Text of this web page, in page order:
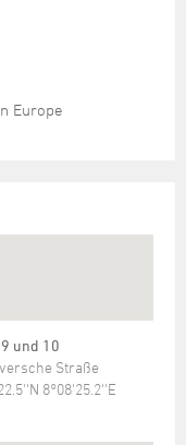
Europe
und 10
Straße
8°08'25.2''E